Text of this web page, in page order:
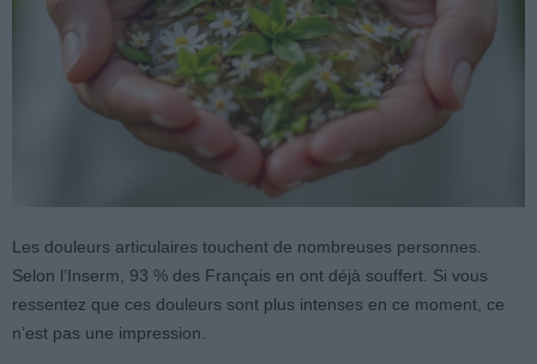
Les douleurs articulaires touchent de nombreuses personnes.
Selon l’Inserm, 93 % des Français en ont déjà souffert. Si vous
ressentez que ces douleurs sont plus intenses en ce moment, ce
n’est pas une impression.